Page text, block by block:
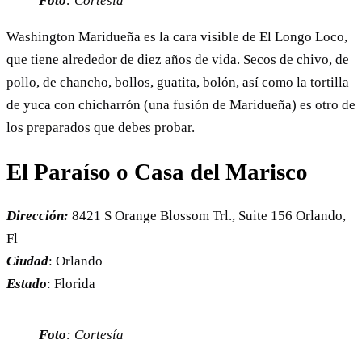
Washington Maridueña es la cara visible de El Longo Loco,
que tiene alrededor de diez años de vida. Secos de chivo, de
pollo, de chancho, bollos, guatita, bolón, así como la tortilla
de yuca con chicharrón (una fusión de Maridueña) es otro de
los preparados que debes probar.
El Paraíso o Casa del Marisco
Dirección: 8421 S Orange Blossom Trl., Suite 156 Orlando,
Fl
Ciudad: Orlando
Estado: Florida
Foto: Cortesía